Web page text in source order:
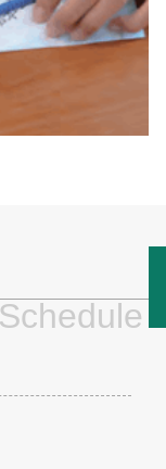
Schedule